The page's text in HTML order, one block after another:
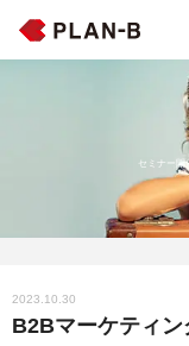
セミナー開
2023.10.30
B2Bマーケティ